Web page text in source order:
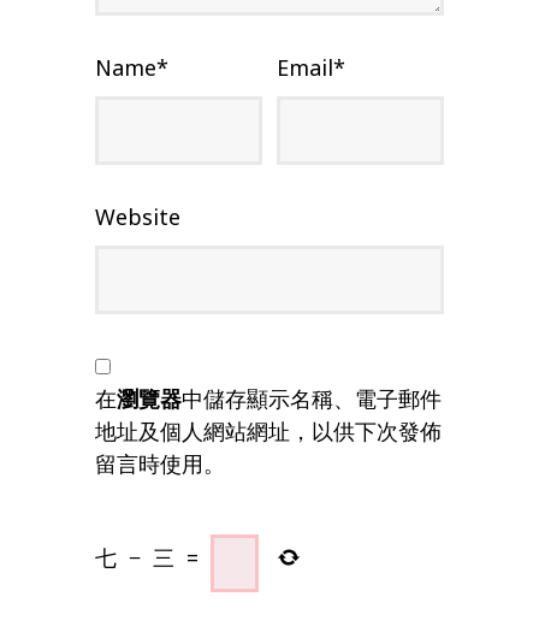
Name* Email*
Website
在瀏覽器中儲存顯示名稱、電子郵件
地址及個人網站網址，以供下次發佈
留言時使用。
七 − 三 =